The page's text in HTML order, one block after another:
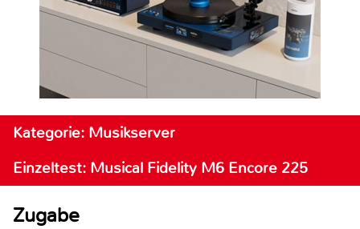
Kategorie: Musikserver
Einzeltest: Musical Fidelity M6 Encore 225
Zugabe